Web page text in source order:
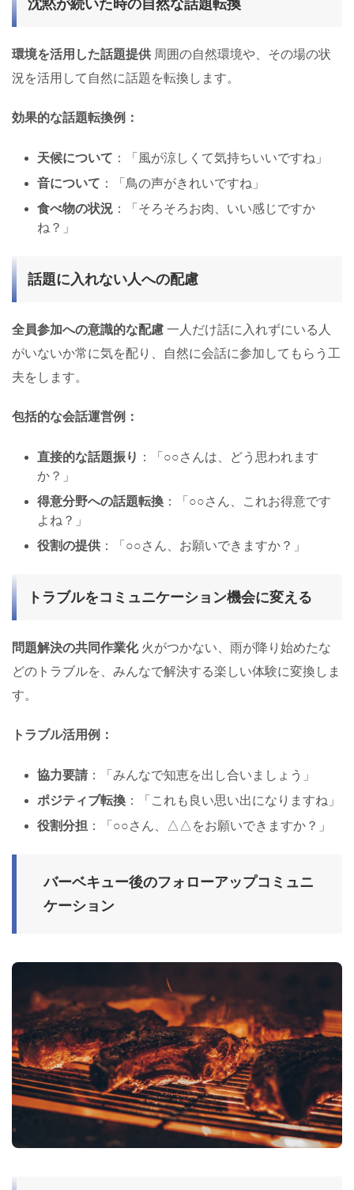
沈黙が続いた時の自然な話題転換
環境を活用した話題提供 周囲の自然環境や、その場の状
況を活用して自然に話題を転換します。
効果的な話題転換例：
天候について ：「風が涼しくて気持ちいいですね」
音について ：「鳥の声がきれいですね」
食べ物の状況 ：「そろそろお肉、いい感じですか
ね？」
話題に入れない人への配慮
全員参加への意識的な配慮 一人だけ話に入れずにいる人
がいないか常に気を配り、自然に会話に参加してもらう工
夫をします。
包括的な会話運営例：
直接的な話題振り ：「○○さんは、どう思われます
か？」
得意分野への話題転換 ：「○○さん、これお得意です
よね？」
役割の提供 ：「○○さん、お願いできますか？」
トラブルをコミュニケーション機会に変える
問題解決の共同作業化火がつかない、雨が降り始めたな
どのトラブルを、みんなで解決する楽しい体験に変換しま
す。
トラブル活用例：
協力要請 ：「みんなで知恵を出し合いましょう」
ポジティブ転換 ：「これも良い思い出になりますね」
役割分担 ：「○○さん、△△をお願いできますか？」
バーベキュー後のフォローアップコミュニ
ケーション